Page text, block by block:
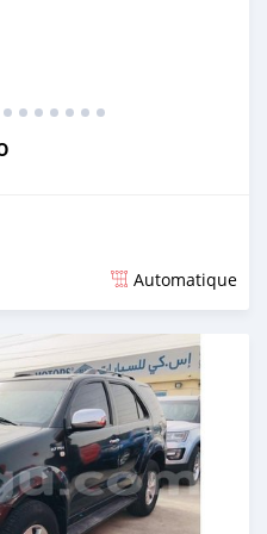
Automatique